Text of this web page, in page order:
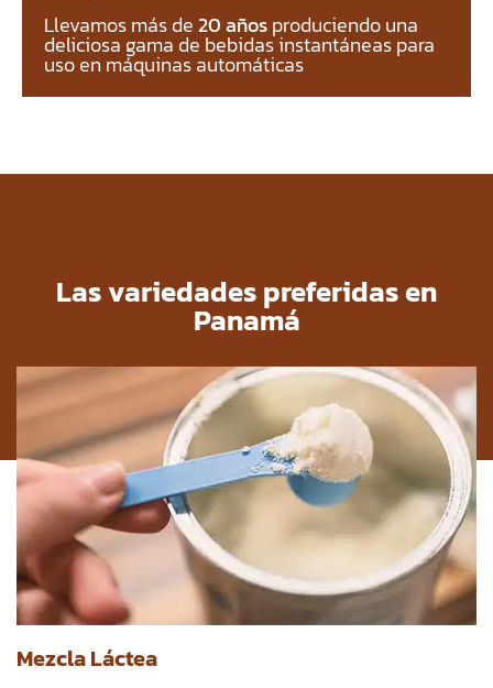
Llevamos más de20 añosproduciendo una
deliciosa gama de bebidas instantáneas para
uso en máquinas automáticas
Las variedades preferidas en
Panamá
Mezcla Láctea